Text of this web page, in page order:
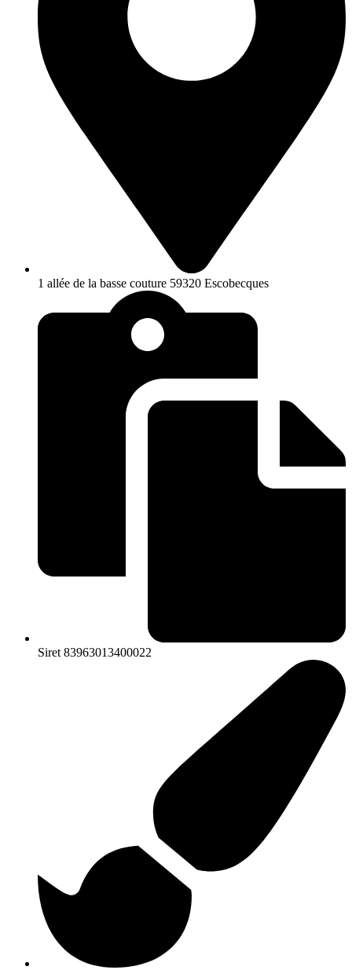
1 allée de la basse couture 59320 Escobecques
Siret 83963013400022